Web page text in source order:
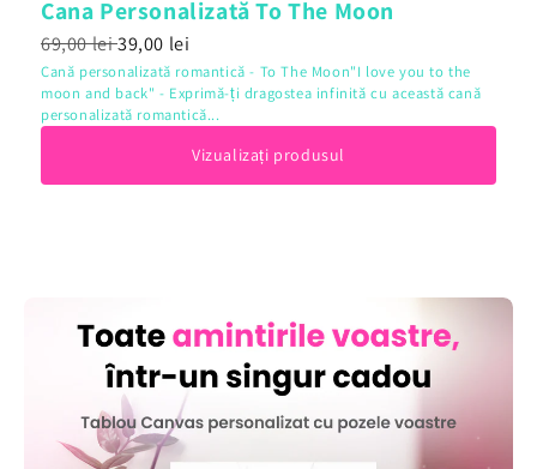
Cana Personalizată To The Moon
69,00 lei39,00 lei
Cană personalizată romantică - To The Moon"I love you to the
moon and back" - Exprimă-ți dragostea infinită cu această cană
personalizată romantică...
Vizualizați produsul